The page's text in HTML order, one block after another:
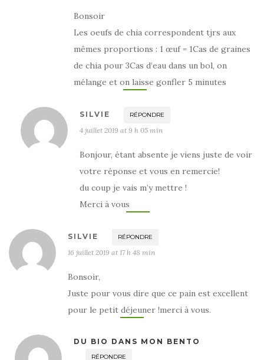
Bonsoir
Les oeufs de chia correspondent tjrs aux
mêmes proportions : 1 œuf = 1Cas de graines
de chia pour 3Cas d’eau dans un bol, on
mélange et on laisse gonfler 5 minutes
SILVIE RÉPONDRE
4 juillet 2019 at 9 h 05 min
Bonjour, étant absente je viens juste de voir
votre réponse et vous en remercie!
du coup je vais m’y mettre !
Merci à vous
SILVIE RÉPONDRE
16 juillet 2019 at 17 h 48 min
Bonsoir,
Juste pour vous dire que ce pain est excellent
pour le petit déjeuner !merci à vous.
DU BIO DANS MON BENTO
RÉPONDRE